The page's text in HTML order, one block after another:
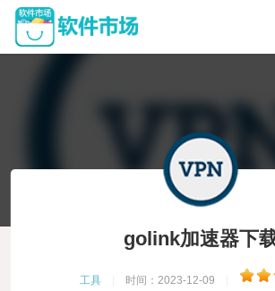
golink加速器下
工具 时间：2023-12-09